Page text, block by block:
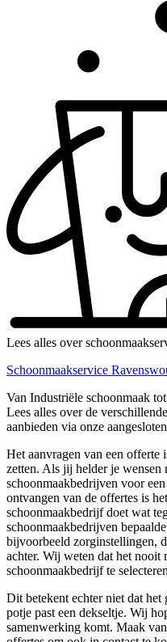
Lees alles over
Schoonmaakservice
Van Industriële schoonmaak
Lees alles over de
aanbieden via onze
Het aanvragen van een offerte
zetten. Als jij helder je wensen
schoonmaakbedrijven voor
ontvangen van de offertes is
schoonmaakbedrijf doet wat
schoonmaakbedrijven
bijvoorbeeld zorginstellingen,
achter. Wij weten dat het
schoonmaakbedrijf te
Dit betekent echter niet dat
potje past een dekseltje. Wij
samenwerking komt. Maak